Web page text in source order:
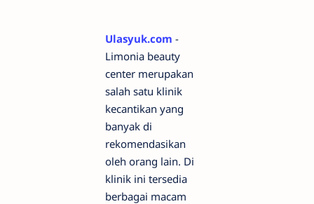
Ulasyuk.com -
Limonia beauty
center merupakan
salah satu klinik
kecantikan yang
banyak di
rekomendasikan
oleh orang lain. Di
klinik ini tersedia
berbagai macam